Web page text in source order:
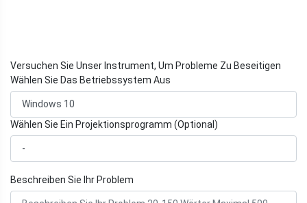
Versuchen Sie Unser Instrument, Um Probleme Zu Beseitigen
Wählen Sie Das Betriebssystem Aus
Wählen Sie Ein Projektionsprogramm (Optional)
Beschreiben Sie Ihr Problem